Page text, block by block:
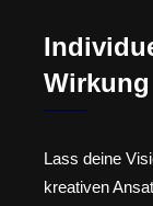
Lass deine
kreativen